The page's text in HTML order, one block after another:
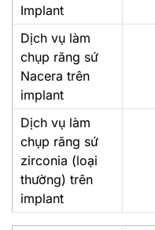
Implant
Dịch vụ làm
chụp răng sứ
Nacera trên
implant
Dịch vụ làm
chụp răng sứ
zirconia (loại
thường) trên
implant